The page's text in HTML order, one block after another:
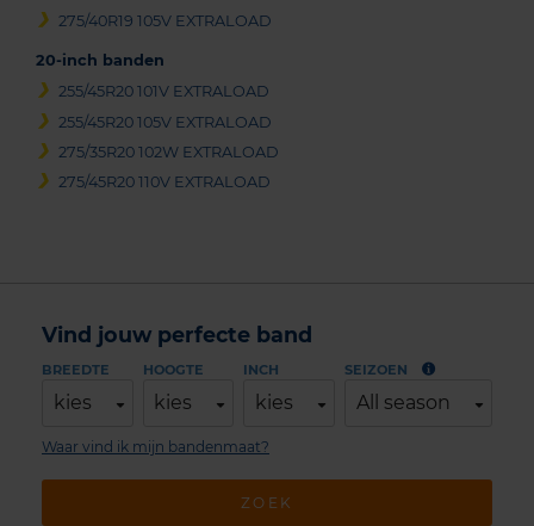
275/40R19 105V EXTRALOAD
20-inch banden
255/45R20 101V EXTRALOAD
255/45R20 105V EXTRALOAD
275/35R20 102W EXTRALOAD
275/45R20 110V EXTRALOAD
Vind jouw perfecte band
BREEDTE
kies
HOOGTE
kies
INCH
kies
SEIZOEN
All season
ZOEK
Waar vind ik mijn bandenmaat?